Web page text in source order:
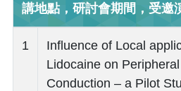
講地點，研討會期間，受邀
1
Influence of Local
Lidocaine on
Conduction – a Pilot